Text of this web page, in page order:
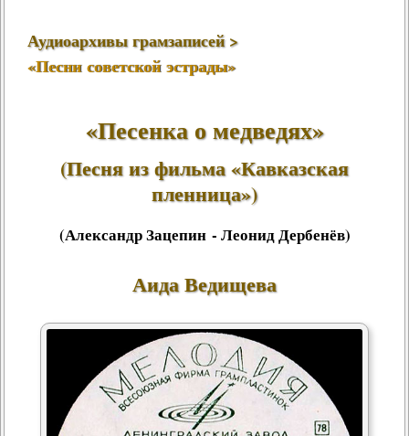
Аудиоархивы грамзаписей >
«Песни советской эстрады»
«Песенка о медведях»
(Песня из фильма «Кавказская
пленница»)
(Александр Зацепин - Леонид Дербенёв)
Аида Ведищева